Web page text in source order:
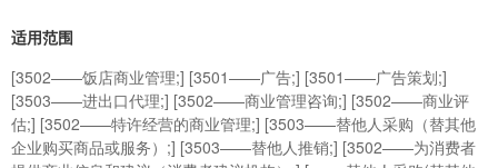
适用范围
[3502——饭店商业管理;] [3501——广告;] [3501——广告策划;]
[3503——进出口代理;] [3502——商业管理咨询;] [3502——商业评
估;] [3502——特许经营的商业管理;] [3503——替他人采购（替其他
企业购买商品或服务）;] [3503——替他人推销;] [3502——为消费者